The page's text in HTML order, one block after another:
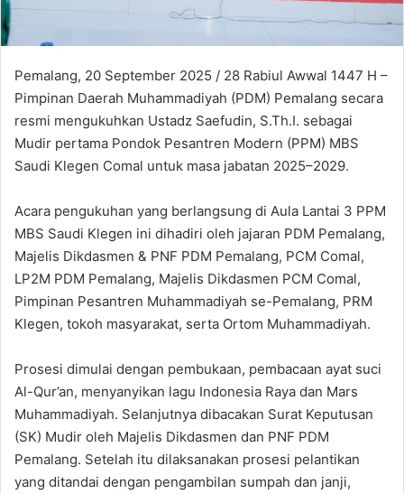
Pemalang, 20 September 2025 / 28 Rabiul Awwal 1447 H –
Pimpinan Daerah Muhammadiyah (PDM) Pemalang secara
resmi mengukuhkan Ustadz Saefudin, S.Th.I. sebagai
Mudir pertama Pondok Pesantren Modern (PPM) MBS
Saudi Klegen Comal untuk masa jabatan 2025–2029.
Acara pengukuhan yang berlangsung di Aula Lantai 3 PPM
MBS Saudi Klegen ini dihadiri oleh jajaran PDM Pemalang,
Majelis Dikdasmen & PNF PDM Pemalang, PCM Comal,
LP2M PDM Pemalang, Majelis Dikdasmen PCM Comal,
Pimpinan Pesantren Muhammadiyah se-Pemalang, PRM
Klegen, tokoh masyarakat, serta Ortom Muhammadiyah.
Prosesi dimulai dengan pembukaan, pembacaan ayat suci
Al-Qur’an, menyanyikan lagu Indonesia Raya dan Mars
Muhammadiyah. Selanjutnya dibacakan Surat Keputusan
(SK) Mudir oleh Majelis Dikdasmen dan PNF PDM
Pemalang. Setelah itu dilaksanakan prosesi pelantikan
yang ditandai dengan pengambilan sumpah dan janji,